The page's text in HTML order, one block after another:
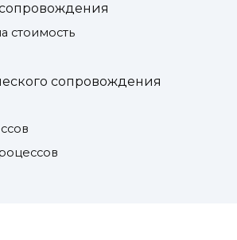
стоимость
сопровождения